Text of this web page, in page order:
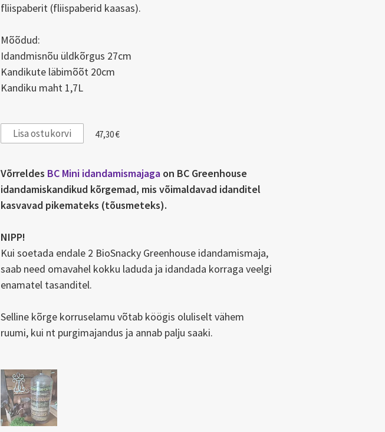
fliispaberit (fliispaberid kaasas).
Mõõdud:
Idandmisnõu üldkõrgus 27cm
Kandikute läbimõõt 20cm
Kandiku maht 1,7L
Lisa ostukorvi 47,30 €
Võrreldes BC Mini idandamismajaga on BC Greenhouse
idandamiskandikud kõrgemad, mis võimaldavad idanditel
kasvavad pikemateks (tõusmeteks).
NIPP!
Kui soetada endale 2 BioSnacky Greenhouse idandamismaja,
saab need omavahel kokku laduda ja idandada korraga veelgi
enamatel tasanditel.
Selline kõrge korruselamu võtab köögis oluliselt vähem
ruumi, kui nt purgimajandus ja annab palju saaki.